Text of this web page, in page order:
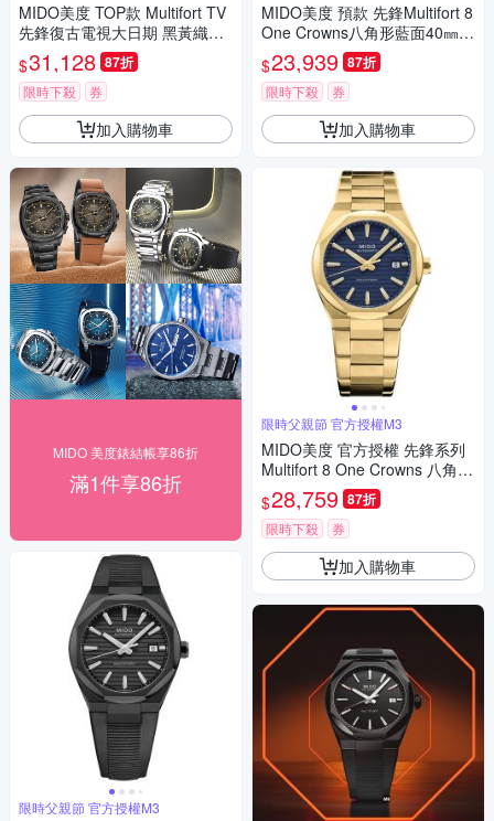
MIDO美度 TOP款 Multifort TV
先鋒復古電視大日期 黑黃織帶4
0㎜ M6(M0495261708101)
$31,128 87折
限時下殺 券
加入購物車
MIDO 美度錶結帳享86折
滿1件享86折
限時父親節 官方授權M3
MIDO美度 預款 先鋒Multifort 8
One Crowns八角形藍面40㎜
M6(M0555071104100)
$23,939 87折
限時下殺 券
加入購物車
限時父親節 官方授權M3
MIDO美度 官方授權 先鋒系列
Multifort 8 One Crowns 八角錶
圈 機械腕錶 父親節 禮物 推薦
40mm/M0555073304100
$28,759 87折
限時下殺 券
加入購物車